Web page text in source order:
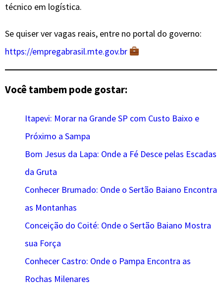
técnico em logística.
Se quiser ver vagas reais, entre no portal do governo:
https://empregabrasil.mte.gov.br
Você tambem pode gostar:
Itapevi: Morar na Grande SP com Custo Baixo e
Próximo a Sampa
Bom Jesus da Lapa: Onde a Fé Desce pelas Escadas
da Gruta
Conhecer Brumado: Onde o Sertão Baiano Encontra
as Montanhas
Conceição do Coité: Onde o Sertão Baiano Mostra
sua Força
Conhecer Castro: Onde o Pampa Encontra as
Rochas Milenares